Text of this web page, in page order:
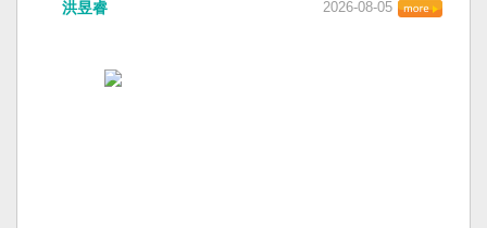
洪昱睿 2026-08-05